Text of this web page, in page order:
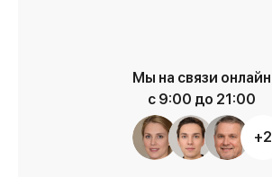
Мы на связи онлайн
с 9:00 до 21:00
+2